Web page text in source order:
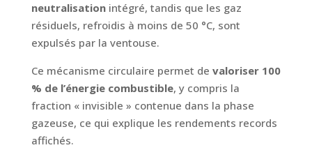
neutralisationintégré, tandis que les gaz
résiduels, refroidis à moins de 50 °C, sont
expulsés par la ventouse.
Ce mécanisme circulaire permet de valoriser 100
% de l’énergie combustible, y compris la
fraction « invisible » contenue dans la phase
gazeuse, ce qui explique les rendements records
affichés.